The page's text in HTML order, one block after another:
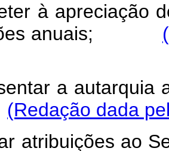
à apreciação
anuais;
a autarquia
(Redação dada
atribuições